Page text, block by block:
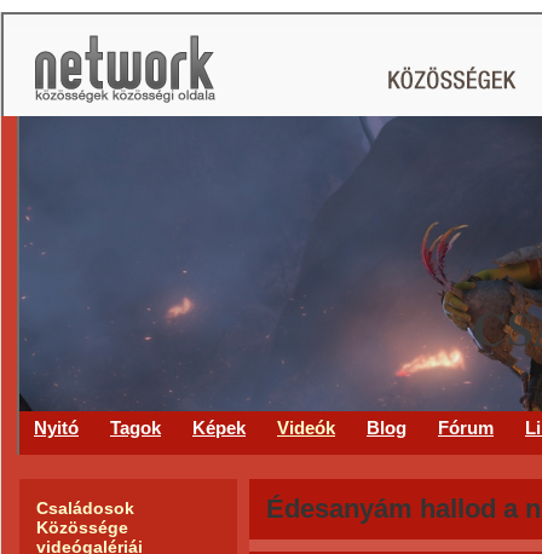
Nyitó Tagok Képek Videók Blog Fórum
Családosok
Közössége
videógalériái
Édesanyám hallod a